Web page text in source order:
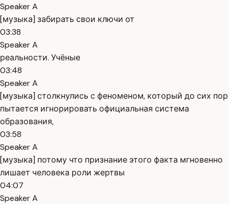
Speaker A
[музыка] забирать свои ключи от
03:38
Speaker A
реальности. Учёные
03:48
Speaker A
[музыка] столкнулись с феноменом, который до сих пор
пытается игнорировать официальная система
образования,
03:58
Speaker A
[музыка] потому что признание этого факта мгновенно
лишает человека роли жертвы
04:07
Speaker A